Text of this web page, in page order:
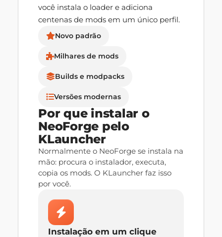
você instala o loader e adiciona
centenas de mods em um único perfil.
Novo padrão
Milhares de mods
Builds e modpacks
Versões modernas
Por que instalar o
NeoForge pelo
KLauncher
Normalmente o NeoForge se instala na
mão: procura o instalador, executa,
copia os mods. O KLauncher faz isso
por você.
Instalação em um clique